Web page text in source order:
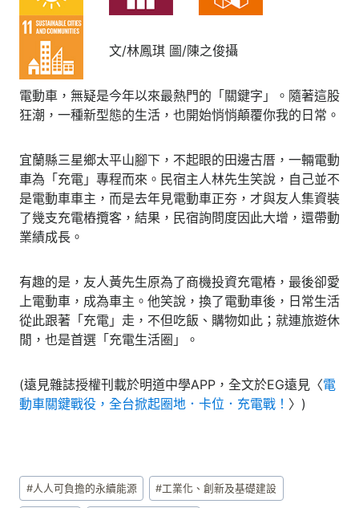
文/林鳳琪 圖/陳之俊攝
電動車，無疑是今年以來最熱門的「關鍵字」。隨著這股
狂潮，一種新型態的生活，也開始悄悄顛覆你我的日常。
宜蘭縣三星鄉太平山腳下，不起眼的田邊古厝，一輛電動
車為「充電」專程而來。民宿主人林先生笑說，自己並不
是電動車車主，而是去年見電動車正夯，才與友人集資裝
了幾支充電樁攬客，結果，民宿詢問度因此大增，還帶動
業績成長。
有趣的是，友人黃先生原為了商機投資充電樁，最後卻愛
上電動車，成為車主。他笑說，換了電動車後，日常生活
從此跟著「充電」走，不但吃飯、購物如此；就連旅遊休
閒，也是首選「充電生活圈」。
(遠見雜誌授權刊載於明道中學APP，全文於EG遠見〈電
動車關鍵戰役，全台掀起圈地．卡位．充電戰！ 〉)
Post
Tags:
#人人可負擔的永續能源 #工業化、創新及基礎建設